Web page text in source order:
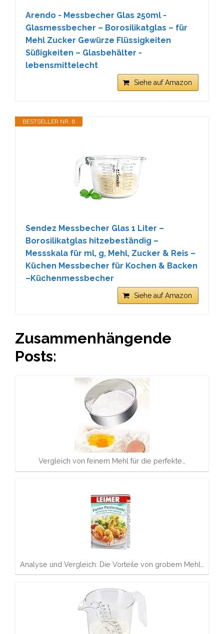
Arendo - Messbecher Glas 250ml -
Glasmessbecher – Borosilikatglas – für
Mehl Zucker Gewürze Flüssigkeiten
Süßigkeiten – Glasbehälter -
lebensmittelecht
Siehe auf Amazon
BESTSELLER NR. 6
Sendez Messbecher Glas 1 Liter –
Borosilikatglas hitzebeständig –
Messskala für ml, g, Mehl, Zucker & Reis –
Küchen Messbecher für Kochen & Backen
–Küchenmessbecher
Siehe auf Amazon
Zusammenhängende
Posts:
Vergleich von feinem Mehl für die perfekte…
Analyse und Vergleich: Die Vorteile von grobem Mehl…